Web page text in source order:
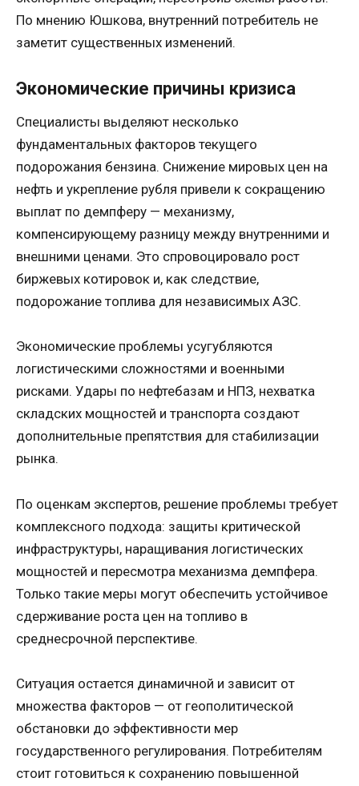
По мнению Юшкова, внутренний потребитель не
заметит существенных изменений.
Экономические причины кризиса
Специалисты выделяют несколько
фундаментальных факторов текущего
подорожания бензина. Снижение мировых цен на
нефть и укрепление рубля привели к сокращению
выплат по демпферу — механизму,
компенсирующему разницу между внутренними и
внешними ценами. Это спровоцировало рост
биржевых котировок и, как следствие,
подорожание топлива для независимых АЗС.
Экономические проблемы усугубляются
логистическими сложностями и военными
рисками. Удары по нефтебазам и НПЗ, нехватка
складских мощностей и транспорта создают
дополнительные препятствия для стабилизации
рынка.
По оценкам экспертов, решение проблемы требует
комплексного подхода: защиты критической
инфраструктуры, наращивания логистических
мощностей и пересмотра механизма демпфера.
Только такие меры могут обеспечить устойчивое
сдерживание роста цен на топливо в
среднесрочной перспективе.
Ситуация остается динамичной и зависит от
множества факторов — от геополитической
обстановки до эффективности мер
государственного регулирования. Потребителям
стоит готовиться к сохранению повышенной